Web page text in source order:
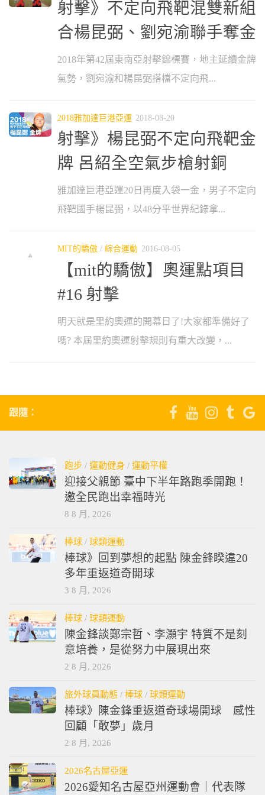
射擊》不定向飛靶混雙新組
合楊昆弼、劉宛渝聯手奪金
2018年第42屆東南亞射擊錦標賽，地主延續金牌
氣勢，劉宛渝和楊昆弼搭檔不定向飛...
2018雅加達巨港亞運 2018-08-20
射擊》楊昆弼不定向飛靶金
牌 呂紹全空氣步槍射銅
雅加達巨港亞運20日再度入袋一金，男子不定向
飛靶國手楊昆弼，以48分平世界紀錄拿...
MIT的驕傲 / 綜合運動 2016-08-05
【mit的驕傲】奧運點項目
#16 射擊
明天就是里約奧運的開幕日了!大家都準備好了
嗎? 本屆里約奧運射擊規則有重大改變，...
跟隨：
跑步 / 運動健身 / 運動平權
迎接父親節 臺中下半年路跑季開跑！
邀全民跑出幸福時光
8 8 月, 2026
棒球 / 球類運動
棒球》回到夢想的起點 陳金鋒睽違20
多年重返道奇開球
3 8 月, 2026
棒球 / 球類運動
陳金鋒談鄭宗哲、李灝宇 特質不是刻
意培養，是從努力中展現出來
2 8 月, 2026
旅外球員動態 / 棒球 / 球類運動
棒球》陳金鋒重返道奇球場開球 感性
回顧「敢夢」歲月
2 8 月, 2026
2026名古屋亞運
2026愛知名古屋亞州運動會｜代表隊